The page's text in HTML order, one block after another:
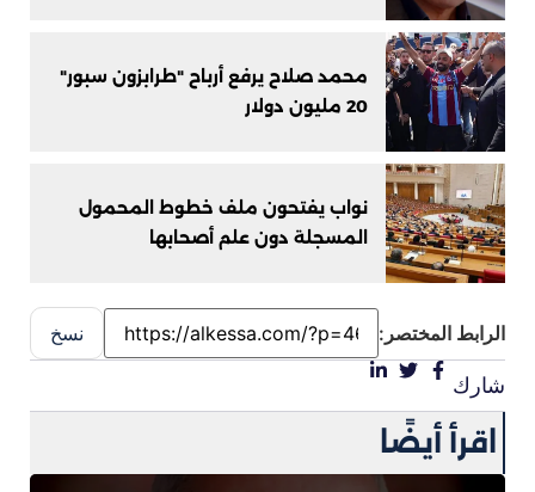
محمد صلاح يرفع أرباح "طرابزون سبور"
20 مليون دولار
نواب يفتحون ملف خطوط المحمول
المسجلة دون علم أصحابها
الرابط المختصر: نسخ
شارك
اقرأ أيضًا